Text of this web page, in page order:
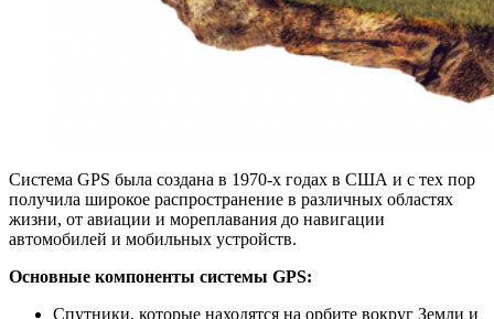
Система GPS была создана в 1970-х годах в США и с тех пор
получила широкое распространение в различных областях
жизни, от авиации и мореплавания до навигации
автомобилей и мобильных устройств.
Основные компоненты системы GPS:
Спутники, которые находятся на орбите вокруг Земли и